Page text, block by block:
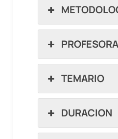
TEMARIO
DURACION